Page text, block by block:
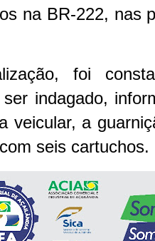
na BR-222, nas
foi
indagado,
veicular, a
seis cartuchos.